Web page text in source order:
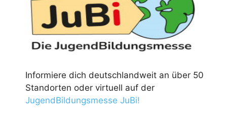
Informiere dich deutschlandweit an über 50
Standorten oder virtuell auf der
JugendBildungsmesse JuBi!